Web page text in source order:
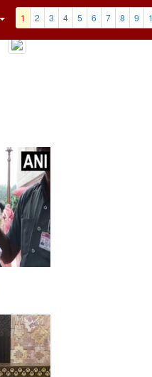
1 2 3 4 5 6 7 8 9